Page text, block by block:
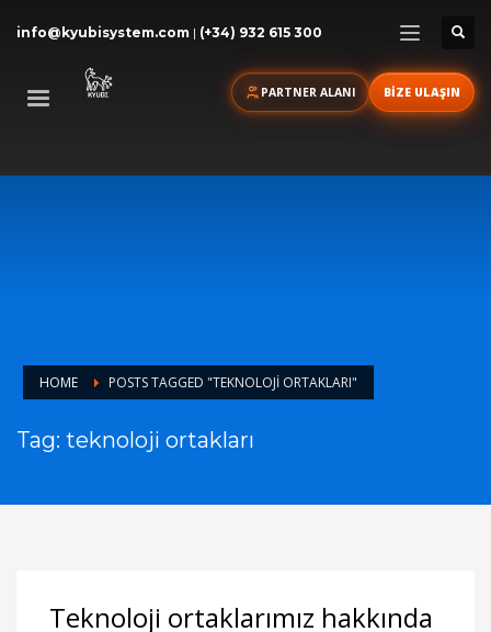
info@kyubisystem.com | (+34) 932 615 300
PARTNER ALANI BİZE ULAŞIN
HOME POSTS TAGGED "TEKNOLOJI ORTAKLARI"
Tag: teknoloji ortakları
Teknoloji ortaklarımız hakkında